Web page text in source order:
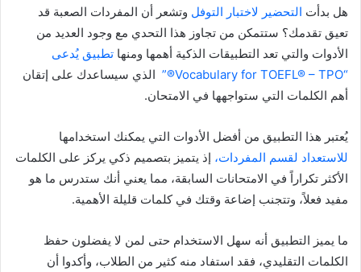
هل بدأت التحضير لاختبار التوفل وتشعر أن المفردات الصعبة قد
تعيق تقدمك؟ ستتمكن من تجاوز هذا التحدي مع وجود العديد من
الأدوات والتي تعد التطبيقات الذكية أهمها ومنها تطبيق يُدعى
“Vocabulary for TOEFL® – TPO®”
الذي سيساعدك على إتقان
أهم الكلمات التي ستواجهها في الامتحان.
يُعتبر هذا التطبيق من أفضل الأدوات التي يمكنك استخدامها
للاستعداد لقسم المفردات، إذ يتميز بتصميم ذكي يركز على الكلمات
الأكثر تكراراً في الامتحانات السابقة، مما يعني أنك ستدرس ما هو
مفيد فعلاً، وتتجنب إضاعة وقتك في كلمات قليلة الأهمية.
ما يميز التطبيق أنه سهل الاستخدام حتى لمن لا يفضلون حفظ
الكلمات التقليدي، فقد استفاد منه كثير من الطلاب، وأكدوا أن